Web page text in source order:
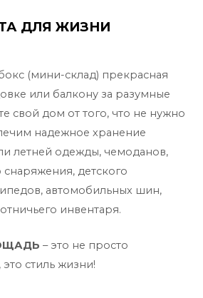
ДЛЯ ЖИЗНИ
(мини-склад) прекрасная
или балкону за разумные
свой дом от того, что не нужно
надежное хранение
летней одежды, чемоданов,
снаряжения, детского
автомобильных шин,
инвентаря.
– это не просто
стиль жизни!